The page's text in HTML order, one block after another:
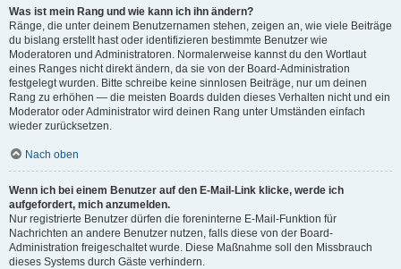
Was ist mein Rang und wie kann ich ihn ändern?
Ränge, die unter deinem Benutzernamen stehen, zeigen an, wie viele Beiträge
du bislang erstellt hast oder identifizieren bestimmte Benutzer wie
Moderatoren und Administratoren. Normalerweise kannst du den Wortlaut
eines Ranges nicht direkt ändern, da sie von der Board-Administration
festgelegt wurden. Bitte schreibe keine sinnlosen Beiträge, nur um deinen
Rang zu erhöhen — die meisten Boards dulden dieses Verhalten nicht und ein
Moderator oder Administrator wird deinen Rang unter Umständen einfach
wieder zurücksetzen.
Nach oben
Wenn ich bei einem Benutzer auf den E-Mail-Link klicke, werde ich
aufgefordert, mich anzumelden.
Nur registrierte Benutzer dürfen die foreninterne E-Mail-Funktion für
Nachrichten an andere Benutzer nutzen, falls diese von der Board-
Administration freigeschaltet wurde. Diese Maßnahme soll den Missbrauch
dieses Systems durch Gäste verhindern.